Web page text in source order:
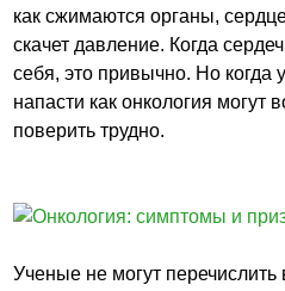
как сжимаются органы,
скачет давление. Когда
себя, это привычно. Но когда
напасти как онкология могут
поверить трудно.
Ученые не могут перечислить